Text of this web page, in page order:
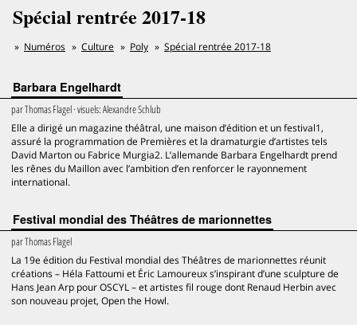
Spécial rentrée 2017-18
Numéros Culture Poly Spécial rentrée 2017-18
Barbara Engelhardt
parThomas Flagel· visuels:Alexandre Schlub
Elle a dirigé un magazine théâtral, une maison d’édition et un festival1,
assuré la programmation de Premières et la dramaturgie d’artistes tels
David Marton ou Fabrice Murgia2. L’allemande Barbara Engelhardt prend
les rênes du Maillon avec l’ambition d’en renforcer le rayonnement
international.
Festival mondial des Théâtres de marionnettes
parThomas Flagel
La 19e édition du Festival mondial des Théâtres de marionnettes réunit
créations – Héla Fattoumi et Éric Lamoureux s’inspirant d’une sculpture de
Hans Jean Arp pour OSCYL – et artistes fil rouge dont Renaud Herbin avec
son nouveau projet, Open the Howl.